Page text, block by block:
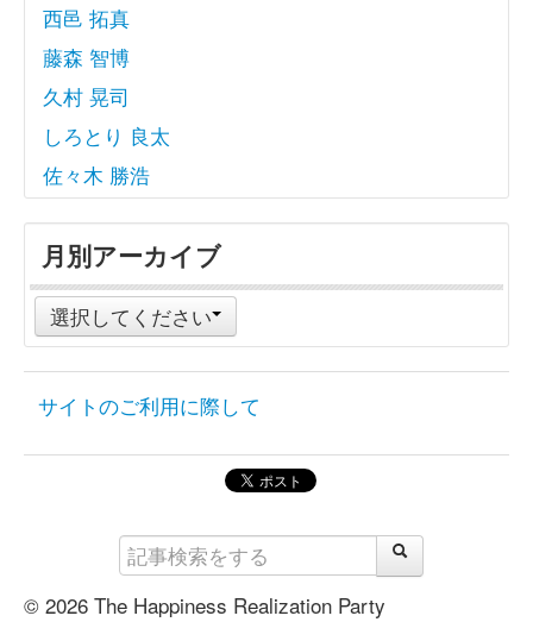
西邑 拓真
藤森 智博
久村 晃司
しろとり 良太
佐々木 勝浩
月別アーカイブ
選択してください
サイトのご利用に際して
© 2026 The Happiness Realization Party